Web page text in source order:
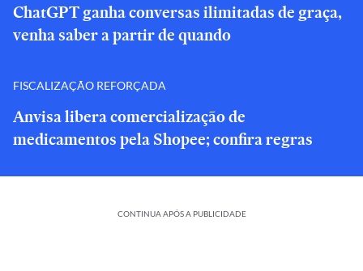
ChatGPT ganha conversas ilimitadas de graça,
venha saber a partir de quando
FISCALIZAÇÃO REFORÇADA
Anvisa libera comercialização de
medicamentos pela Shopee; confira regras
CONTINUA APÓS A PUBLICIDADE